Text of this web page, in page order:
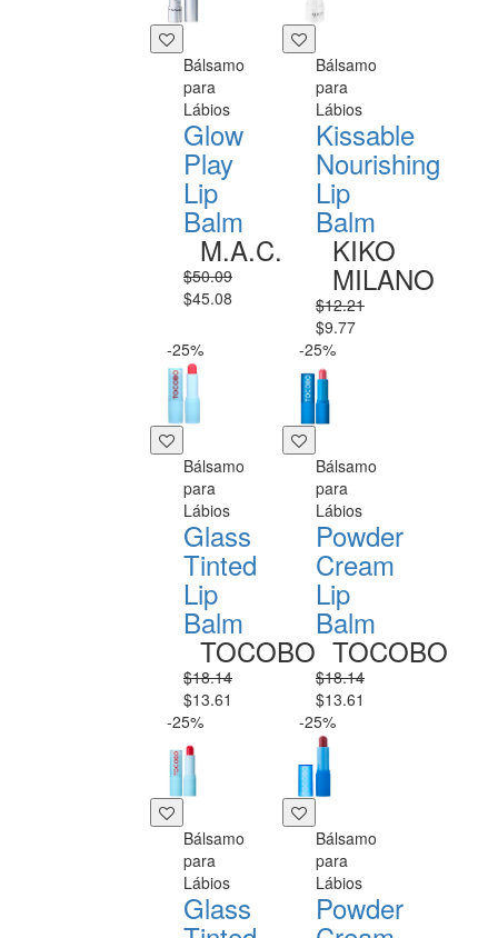
Bálsamo
para
Lábios
Glow
Play
Lip
Balm
M.A.C.
$50.09
$45.08
Bálsamo
para
Lábios
Kissable
Nourishing
Lip
Balm
KIKO
MILANO
$12.21
$9.77
-25%
Bálsamo
para
Lábios
Glass
Tinted
Lip
Balm
TOCOBO
$18.14
$13.61
-25%
Bálsamo
para
Lábios
Powder
Cream
Lip
Balm
TOCOBO
$18.14
$13.61
-25%
Bálsamo
para
Lábios
Glass
-25%
Bálsamo
para
Lábios
Powder